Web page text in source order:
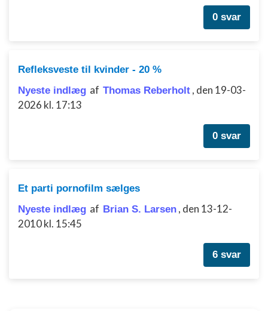
0 svar
Refleksveste til kvinder - 20 %
Nyeste indlæg af Thomas Reberholt , den 19-03-
2026 kl. 17:13
0 svar
Et parti pornofilm sælges
Nyeste indlæg af Brian S. Larsen , den 13-12-
2010 kl. 15:45
6 svar